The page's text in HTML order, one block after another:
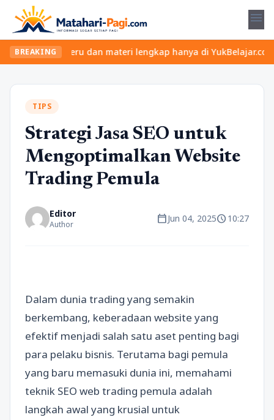
menu
BREAKING
kelas seru dan materi lengkap hanya di YukBelajar.com.
TIPS
Strategi Jasa SEO untuk
Mengoptimalkan Website
Trading Pemula
Editor
Author calendar_todayJun 04, 2025schedule10:27
Dalam dunia trading yang semakin
berkembang, keberadaan website yang
efektif menjadi salah satu aset penting bagi
para pelaku bisnis. Terutama bagi pemula
yang baru memasuki dunia ini, memahami
teknik SEO web trading pemula adalah
langkah awal yang krusial untuk